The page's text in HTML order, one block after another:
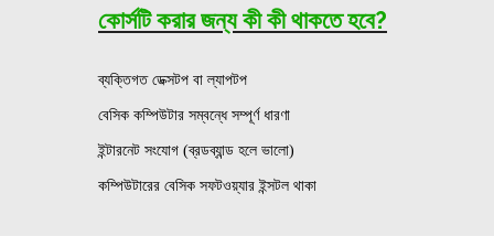
কোর্সটি করার জন্য কী কী থাকতে হবে?
ব্যক্তিগত ডেক্সটপ বা ল্যাপটপ
বেসিক কম্পিউটার সম্বন্ধে সম্পূর্ণ ধারণা
ইন্টারনেট সংযোগ (ব্রডব্যান্ড হলে ভালো)
কম্পিউটারের বেসিক সফটওয়্যার ইন্সটল থাকা